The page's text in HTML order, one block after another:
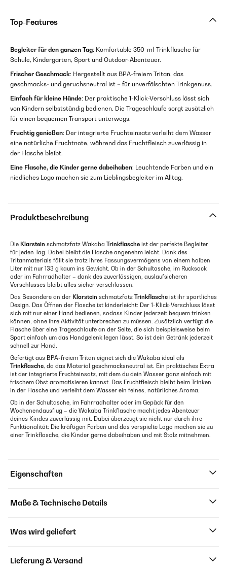
Top-Features
Begleiter für den ganzen Tag: Komfortable 350-ml-Trinkflasche für
Schule, Kindergarten, Sport und Outdoor-Abenteuer.
Frischer Geschmack: Hergestellt aus BPA-freiem Tritan, das
geschmacks- und geruchsneutral ist – für unverfälschten Trinkgenuss.
Einfach für kleine Hände: Der praktische 1-Klick-Verschluss lässt sich
von Kindern selbstständig bedienen. Die Trageschlaufe sorgt zusätzlich
für einen bequemen Transport unterwegs.
Fruchtig genießen: Der integrierte Fruchteinsatz verleiht dem Wasser
eine natürliche Fruchtnote, während das Fruchtfleisch zuverlässig in
der Flasche bleibt.
Eine Flasche, die Kinder gerne dabeihaben: Leuchtende Farben und ein
niedliches Logo machen sie zum Lieblingsbegleiter im Alltag.
Produktbeschreibung
Die Klarstein schmatzfatz Wakaba Trinkflasche ist der perfekte Begleiter
für jeden Tag. Dabei bleibt die Flasche angenehm leicht. Dank des
Tritanmaterials fällt sie trotz ihres Fassungsvermögens von einem halben
Liter mit nur 133 g kaum ins Gewicht. Ob in der Schultasche, im Rucksack
oder im Fahrradhalter – dank des zuverlässigen, auslaufsicheren
Verschlusses bleibt alles sicher verschlossen.
Das Besondere an der Klarstein schmatzfatz Trinkflasche ist ihr sportliches
Design. Das Öffnen der Flasche ist kinderleicht: Der 1-Klick-Verschluss lässt
sich mit nur einer Hand bedienen, sodass Kinder jederzeit bequem trinken
können, ohne ihre Aktivität unterbrechen zu müssen. Zusätzlich verfügt die
Flasche über eine Trageschlaufe an der Seite, die sich beispielsweise beim
Sport einfach um das Handgelenk legen lässt. So ist dein Getränk jederzeit
schnell zur Hand.
Gefertigt aus BPA-freiem Tritan eignet sich die Wakaba ideal als
Trinkflasche, da das Material geschmacksneutral ist. Ein praktisches Extra
ist der integrierte Fruchteinsatz, mit dem du dein Wasser ganz einfach mit
frischem Obst aromatisieren kannst. Das Fruchtfleisch bleibt beim Trinken
in der Flasche und verleiht dem Wasser ein feines, natürliches Aroma.
Ob in der Schultasche, im Fahrradhalter oder im Gepäck für den
Wochenendausflug – die Wakaba Trinkflasche macht jedes Abenteuer
deines Kindes zuverlässig mit. Dabei überzeugt sie nicht nur durch ihre
Funktionalität: Die kräftigen Farben und das verspielte Logo machen sie zu
einer Trinkflasche, die Kinder gerne dabeihaben und mit Stolz mitnehmen.
Eigenschaften
Maße & Technische Details
Was wird geliefert
Lieferung & Versand